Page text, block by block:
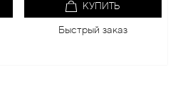
КУПИТЬ
Быстрый заказ